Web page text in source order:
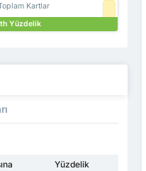
Kartlar
Yüzdelik
Yüzdelik